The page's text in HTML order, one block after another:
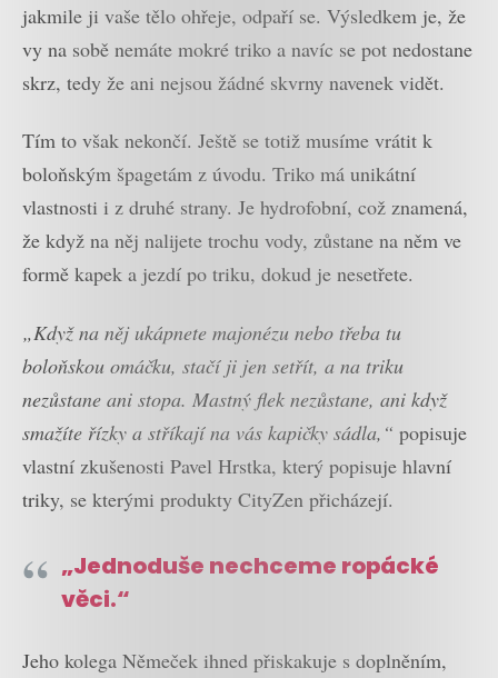
jakmile ji vaše tělo ohřeje, odpaří se. Výsledkem je, že
vy na sobě nemáte mokré triko a navíc se pot nedostane
skrz, tedy že ani nejsou žádné skvrny navenek vidět.
Tím to však nekončí. Ještě se totiž musíme vrátit k
boloňským špagetám z úvodu. Triko má unikátní
vlastnosti i z druhé strany. Je hydrofobní, což znamená,
že když na něj nalijete trochu vody, zůstane na něm ve
formě kapek a jezdí po triku, dokud je nesetřete.
„Když na něj ukápnete majonézu nebo třeba tu
boloňskou omáčku, stačí ji jen setřít, a na triku
nezůstane ani stopa. Mastný flek nezůstane, ani když
smažíte řízky a stříkají na vás kapičky sádla,“ popisuje
vlastní zkušenosti Pavel Hrstka, který popisuje hlavní
triky, se kterými produkty CityZen přicházejí.
„Jednoduše nechceme ropácké
věci.“
Jeho kolega Němeček ihned přiskakuje s doplněním,